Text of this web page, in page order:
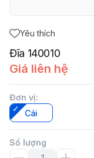
Yêu thích
Đĩa 140010
Giá liên hệ
Đơn vị:
Cái
Số lượng